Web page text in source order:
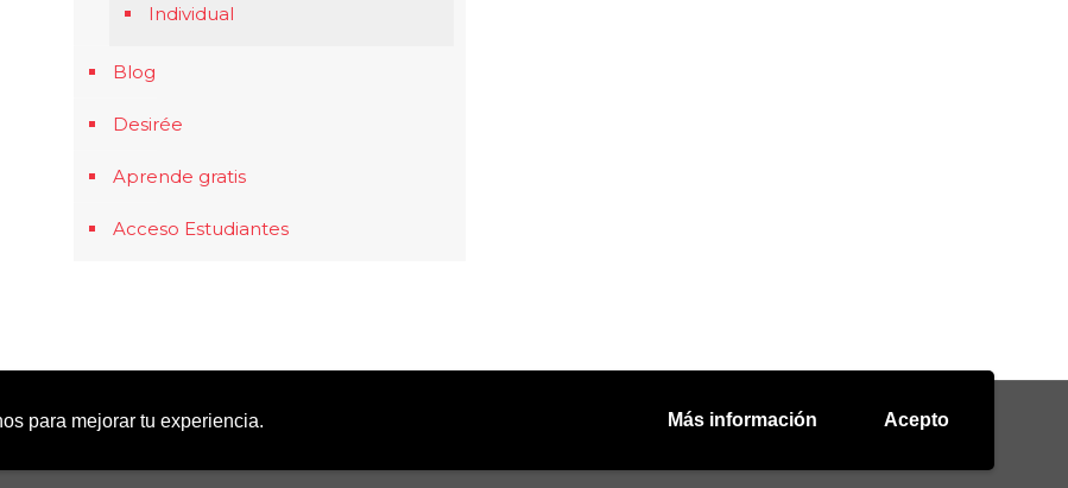
para mejorar tu experiencia. Más información Acepto
Individual
Blog
Desirée
Aprende gratis
Acceso Estudiantes